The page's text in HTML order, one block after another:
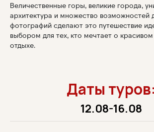
Величественные горы, великие города,
архитектура и множество возможностей
фотографий сделают это путешествие
выбором для тех, кто мечтает о
отдыхе.
Даты туров:
12.08-16.08